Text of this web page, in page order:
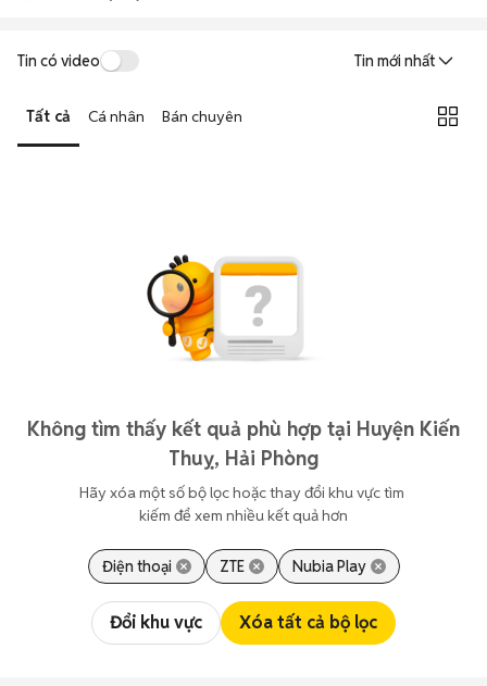
Tin có video Tin mới nhất
Tất cả Cá nhân Bán chuyên
Không tìm thấy kết quả phù hợp tại Huyện Kiến
Thuỵ, Hải Phòng
Hãy xóa một số bộ lọc hoặc thay đổi khu vực tìm
kiếm để xem nhiều kết quả hơn
Điện thoại ZTE Nubia Play
Đổi khu vực Xóa tất cả bộ lọc